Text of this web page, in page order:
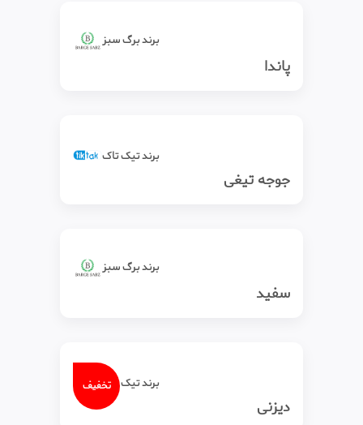
برند برگ سبز
پاندا
برند تیک‌ تاک
جوجه تیغی
برند برگ سبز
سفید
تخفیفبرند تیک‌ تاک
دیزنی